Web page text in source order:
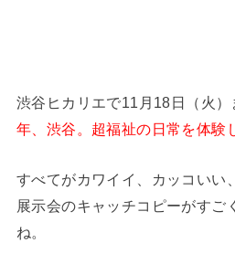
渋谷ヒカリエで11月18日（火
年、渋谷。超福祉の日常を体験
すべてがカワイイ、カッコいい
展示会のキャッチコピーがすご
ね。